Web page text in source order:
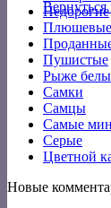
Вернуться
Недорогие
Плюшевые
Пушистые
Рыже
Самки
Самцы
Самые
Серые
Цветной
Новые